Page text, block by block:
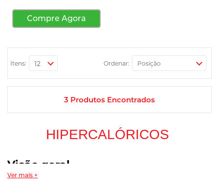
Compre Agora
Itens: Ordenar:
3 Produtos Encontrados
HIPERCALÓRICOS
Visão geral
Ver mais +